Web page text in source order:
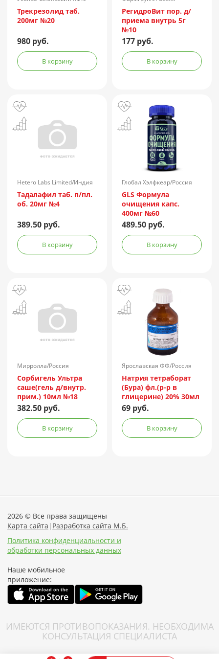
Россия
Трекрезолид таб.
200мг №20
980 руб.
В корзину
РегидроВит пор. д/
приема внутрь 5г
№10
177 руб.
В корзину
Hetero Labs Limited/Индия
Тадалафил таб. п/пл.
об. 20мг №4
389.50 руб.
В корзину
Глобал Хэлфкеар/Россия
GLS Формула
очищения капс.
400мг №60
489.50 руб.
В корзину
Мирролла/Россия
Сорбигель Ультра
саше(гель д/внутр.
прим.) 10мл №18
382.50 руб.
В корзину
Ярославская ФФ/Россия
Натрия тетраборат
(Бура) фл.(р-р в
глицерине) 20% 30мл
69 руб.
В корзину
2026 © Все права защищены
Карта сайта | Разработка сайта М.Б.
Политика конфиденциальности и
обработки персональных данных
Наше мобильное
приложение:
ИМЕЮТСЯ ПРОТИВОПОКАЗАНИЯ. НЕОБХОДИМА
КОНСУЛЬТАЦИЯ СПЕЦИАЛИСТА